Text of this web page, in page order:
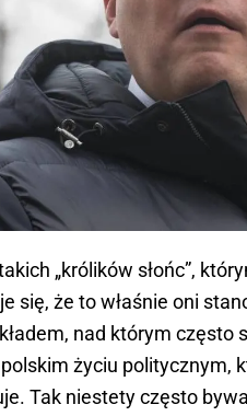
„królików słońc”,
się, że to właśnie oni
nad którym często
życiu politycznym,
Tak niestety często